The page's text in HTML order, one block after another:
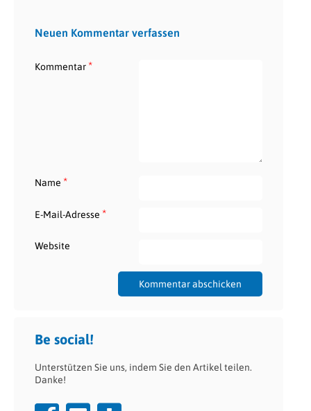
Neuen Kommentar verfassen
Kommentar*
Name *
E-Mail-Adresse *
Website
Be social!
Unterstützen Sie uns, indem Sie den Artikel teilen.
Danke!